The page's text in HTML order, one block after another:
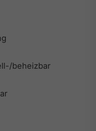
beheizbar